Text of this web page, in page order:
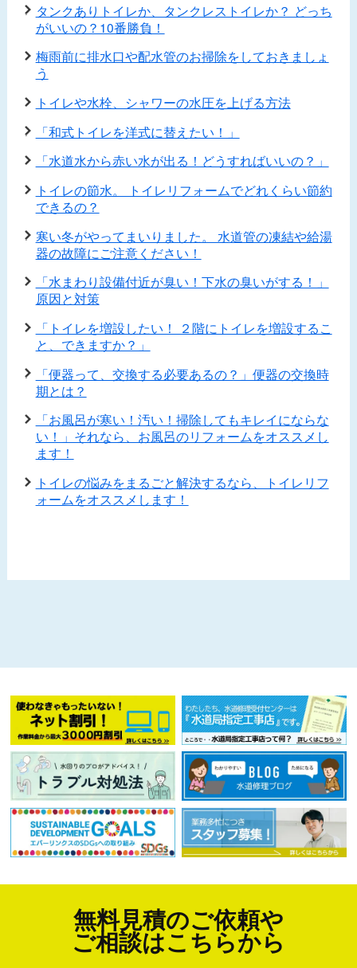
タンクありトイレか、タンクレストイレか？ どっち
がいいの？10番勝負！
梅雨前に排水口や配水管のお掃除をしておきましょ
う
トイレや水栓、シャワーの水圧を上げる方法
「和式トイレを洋式に替えたい！」
「水道水から赤い水が出る！どうすればいいの？」
トイレの節水。 トイレリフォームでどれくらい節約
できるの？
寒い冬がやってまいりました。 水道管の凍結や給湯
器の故障にご注意ください！
「水まわり設備付近が臭い！下水の臭いがする！」
原因と対策
「トイレを増設したい！ ２階にトイレを増設するこ
と、できますか？」
「便器って、交換する必要あるの？」便器の交換時
期とは？
「お風呂が寒い！汚い！掃除してもキレイにならな
い！」それなら、お風呂のリフォームをオススメし
ます！
トイレの悩みをまるごと解決するなら、トイレリフ
ォームをオススメします！
無料見積のご依頼や
ご相談はこちらから